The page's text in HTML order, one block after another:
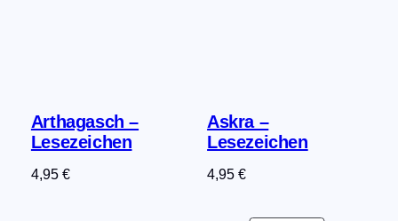
Arthagasch –
Lesezeichen
4,95 €
Askra –
Lesezeichen
4,95€